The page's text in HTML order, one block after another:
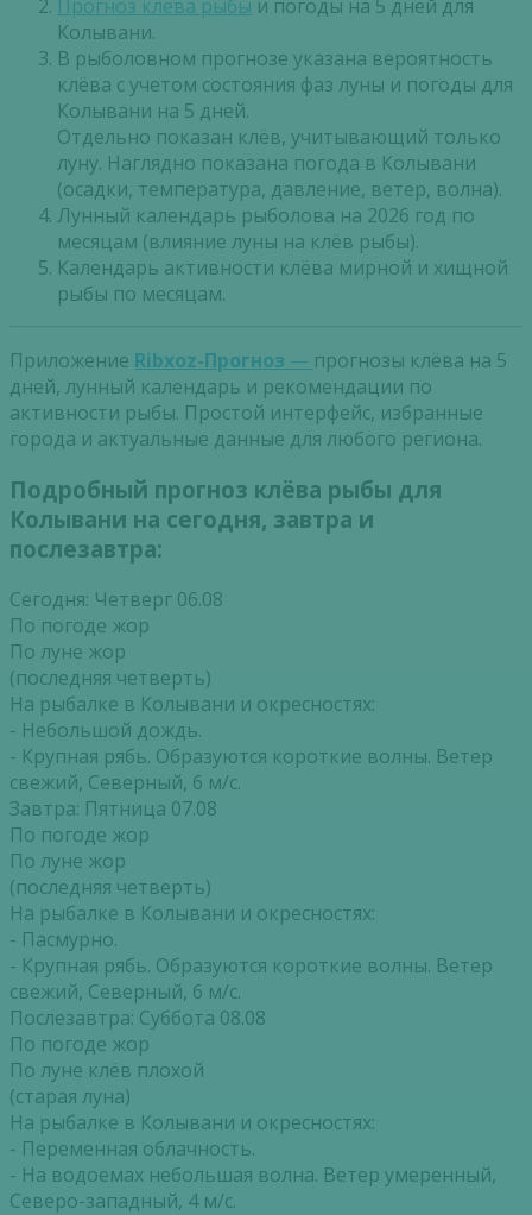
Прогноз клева рыбы и погоды на 5 дней для
Колывани.
В рыболовном прогнозе указана вероятность
клёва с учетом состояния фаз луны и погоды для
Колывани на 5 дней.
Отдельно показан клёв, учитывающий только
луну. Наглядно показана погода в Колывани
(осадки, температура, давление, ветер, волна).
Лунный календарь рыболова на 2026 год по
месяцам (влияние луны на клёв рыбы).
Календарь активности клёва мирной и хищной
рыбы по месяцам.
Приложение Ribxoz-Прогноз — прогнозы клёва на 5
дней, лунный календарь и рекомендации по
активности рыбы. Простой интерфейс, избранные
города и актуальные данные для любого региона.
Подробный прогноз клёва рыбы для
Колывани на сегодня, завтра и
послезавтра:
Сегодня: Четверг 06.08
По погоде жор
По луне жор
(последняя четверть)
На рыбалке в Колывани и окресностях:
- Небольшой дождь.
- Крупная рябь. Образуются короткие волны. Ветер
свежий, Северный, 6 м/с.
Завтра: Пятница 07.08
По погоде жор
По луне жор
(последняя четверть)
На рыбалке в Колывани и окресностях:
- Пасмурно.
- Крупная рябь. Образуются короткие волны. Ветер
свежий, Северный, 6 м/с.
Послезавтра: Суббота 08.08
По погоде жор
По луне клёв плохой
(старая луна)
На рыбалке в Колывани и окресностях:
- Переменная облачность.
- На водоемах небольшая волна. Ветер умеренный,
Северо-западный, 4 м/с.